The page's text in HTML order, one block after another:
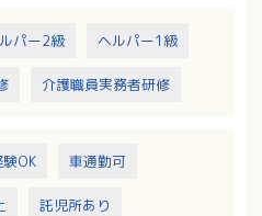
パー2級 ヘルパー1級
介護職員実務者研修
OK 車通勤可
託児所あり